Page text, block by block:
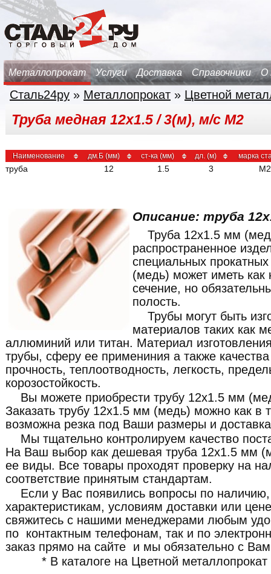
Металлопрокат Услуги Доставка Справочники О
Сталь24ру » Металлопрокат » Цветной
Труба медная 12х1.5 / 3(м), м/с М2
Наименование дм.Б (мм) ст-ка (мм) дл. (м) марка
труба 12 1.5 3 М2
Описание: труба
Труба 12x1.5 мм
распространенное
специальных
(медь) может иметь как
сечение, но
полость.
Трубы могут быть
материалов таких как
аллюминий или титан. Материал
трубы, сферу ее примениния а также качества
прочность, теплоотводность, легкость,
корозостойкость.
Вы можете приобрести трубу 12x1.5 мм
Заказать трубу 12x1.5 мм (медь) можно как в
возможна резка под Ваши размеры и
Мы тщательно контролируем качество
На Ваш выбор как дешевая труба 12x1.5 мм
ее виды. Все товары проходят проверку на
соответствие принятым стандартам.
Если у Вас появились вопросы по наличию,
характеристикам, условиям доставки или
свяжитесь с нашими менеджерами любым
по контактным телефонам, так и по
заказ прямо на сайте и мы обязательно с
* В каталоге на Цветной